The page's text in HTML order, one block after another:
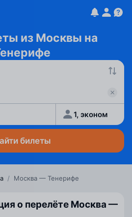
из Москвы на
1, эконом
билеты
/ Москва — Тенерифе
о перелёте Москва —